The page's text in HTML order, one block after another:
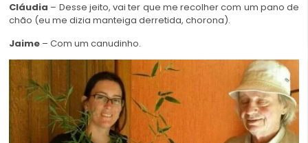
Cláudia – Desse jeito, vai ter que me recolher com um pano de
chão (eu me dizia manteiga derretida, chorona).
Jaime – Com um canudinho.